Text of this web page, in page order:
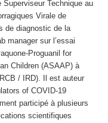
Superviseur Technique au
Virale de
de diagnostic de la
manager sur l’essai
Proguanil for
Children (ASAAP) à
/ IRD). Il est auteur
of COVID-19
participé à plusieurs
scientifiques